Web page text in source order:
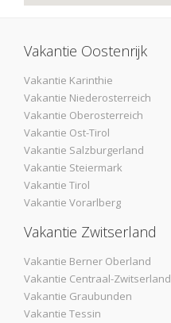
Vakantie Oostenrijk
Vakantie Karinthie
Vakantie Niederosterreich
Vakantie Oberosterreich
Vakantie Ost-Tirol
Vakantie Salzburgerland
Vakantie Steiermark
Vakantie Tirol
Vakantie Vorarlberg
Vakantie Zwitserland
Vakantie Berner Oberland
Vakantie Centraal-Zwitserland
Vakantie Graubunden
Vakantie Tessin